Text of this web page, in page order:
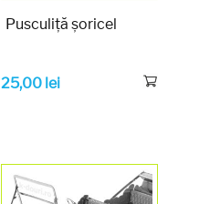
Pusculiță șoricel
25,00 lei